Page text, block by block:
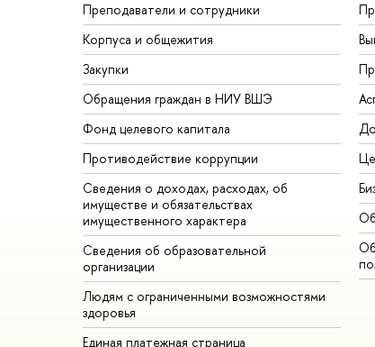
Преподаватели и сотрудники
Корпуса и общежития
Закупки
Обращения граждан в НИУ ВШЭ
Фонд целевого капитала
Противодействие коррупции
Сведения о доходах, расходах, об
имуществе и обязательствах
имущественного характера
Сведения об образовательной
организации
Людям с ограниченными возможностями
здоровья
Единая платежная страница